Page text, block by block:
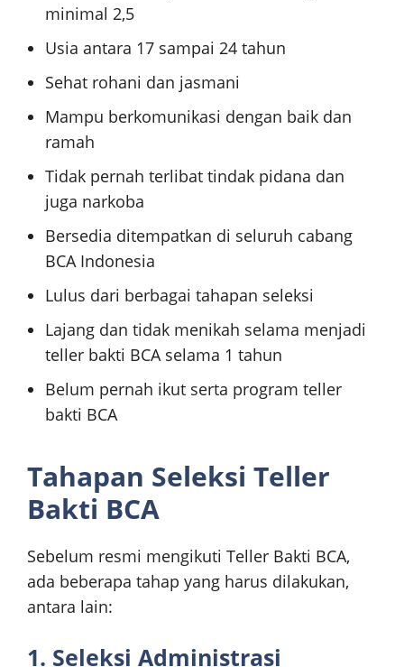
minimal 2,5
Usia antara 17 sampai 24 tahun
Sehat rohani dan jasmani
Mampu berkomunikasi dengan baik dan
ramah
Tidak pernah terlibat tindak pidana dan
juga narkoba
Bersedia ditempatkan di seluruh cabang
BCA Indonesia
Lulus dari berbagai tahapan seleksi
Lajang dan tidak menikah selama menjadi
teller bakti BCA selama 1 tahun
Belum pernah ikut serta program teller
bakti BCA
Tahapan Seleksi Teller
Bakti BCA
Sebelum resmi mengikuti Teller Bakti BCA,
ada beberapa tahap yang harus dilakukan,
antara lain:
1. Seleksi Administrasi